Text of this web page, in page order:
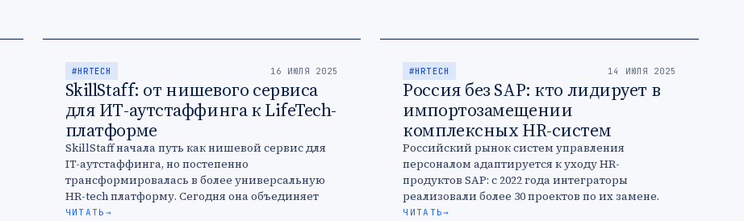
#HRTECH 16 ИЮЛЯ 2025
SkillStaff: от нишевого сервиса
для ИТ-аутстаффинга к LifeTech-
платформе
SkillStaff начала путь как нишевой сервис для
IT-аутстаффинга, но постепенно
трансформировалась в более универсальную
HR-tech платформу. Сегодня она объединяет
специалистов из разных интеллектуальных
ЧИТАТЬ →
#HRTECH 14 ИЮЛЯ 2025
Россия без SAP: кто лидирует в
импортозамещении
комплексных HR-систем
Российский рынок систем управления
персоналом адаптируется к уходу HR-
продуктов SAP: с 2022 года интеграторы
реализовали более 30 проектов по их замене.
Ключевыми игроками в этом направлении
ЧИТАТЬ→